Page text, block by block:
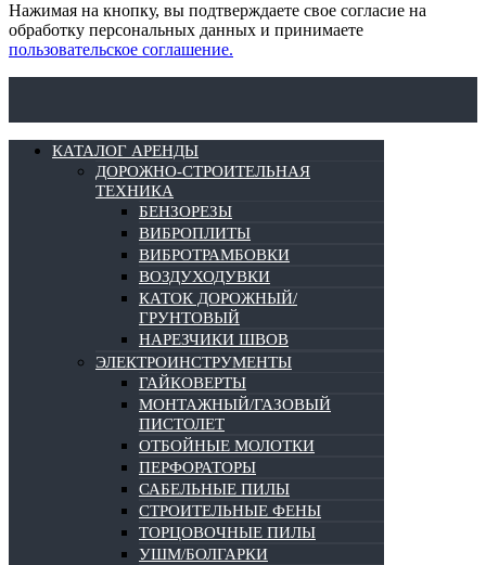
Нажимая на кнопку, вы подтверждаете свое согласие на
обработку персональных данных и принимаете
пользовательское соглашение.
КАТАЛОГ АРЕНДЫ
ДОРОЖНО-СТРОИТЕЛЬНАЯ
ТЕХНИКА
БЕНЗОРЕЗЫ
ВИБРОПЛИТЫ
ВИБРОТРАМБОВКИ
ВОЗДУХОДУВКИ
КАТОК ДОРОЖНЫЙ/
ГРУНТОВЫЙ
НАРЕЗЧИКИ ШВОВ
ЭЛЕКТРОИНСТРУМЕНТЫ
ГАЙКОВЕРТЫ
МОНТАЖНЫЙ/ГАЗОВЫЙ
ПИСТОЛЕТ
ОТБОЙНЫЕ МОЛОТКИ
ПЕРФОРАТОРЫ
САБЕЛЬНЫЕ ПИЛЫ
СТРОИТЕЛЬНЫЕ ФЕНЫ
ТОРЦОВОЧНЫЕ ПИЛЫ
УШМ/БОЛГАРКИ